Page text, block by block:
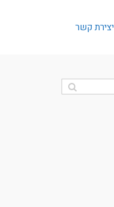
יצירת קשר